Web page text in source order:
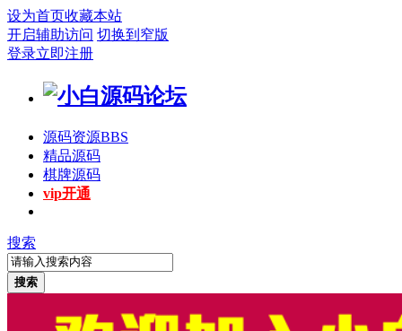
设为首页收藏本站
开启辅助访问 切换到窄版
登录立即注册
源码资源BBS
精品源码
棋牌源码
vip开通
搜索
搜索